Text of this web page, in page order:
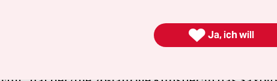
Vor allem jedoch machte sich Amba durch eine
 Ja, ich will